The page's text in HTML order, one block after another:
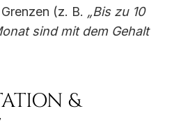
(z. B. „Bis zu 10
sind mit dem Gehalt
&